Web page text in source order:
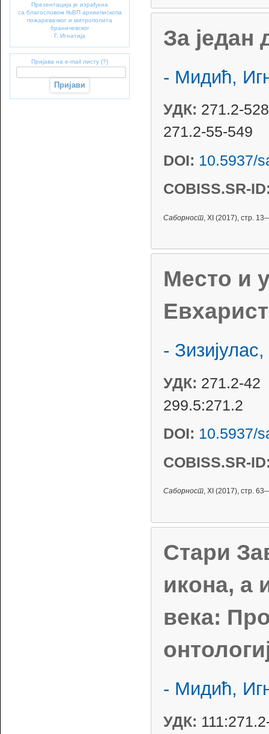
Презентација је израђена
са благословом ЊВП архиепископа
пожаревачког и митрополита
браничевског
Г. Игнатија
Пријава на e-mail листу (?)
За један
- Мидић,
УДК: 271.2-
271.2-55-549
DOI: 10.5937/
COBISS.SR-
Саборност , XI (2017), стр.
Место и
-
УДК: 271.2-42
299.5:271.2
DOI: 10.5937/
COBISS.SR-
Саборност , XI (2017), стр.
Стари
икона, а
века:
- Мидић,
УДК: